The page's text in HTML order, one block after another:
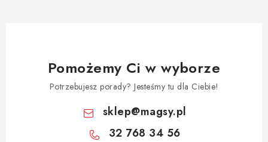
Pomożemy Ci w wyborze
Potrzebujesz porady? Jesteśmy tu dla Ciebie!
sklep@magsy.pl
32 768 34 56